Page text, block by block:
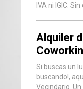
IVA ni IGIC.
Alquiler
Si buscas un
buscando!,
Vecindario.